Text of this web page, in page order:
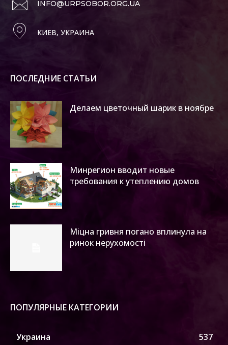
INFO@URPSOBOR.ORG.UA
КИЕВ, УКРАИНА
ПОСЛЕДНИЕ СТАТЬИ
Делаем цветочный шарик в ноябре
Минрегион вводит новые
требования к утеплению домов
Міцна гривня погано вплинула на
ринок нерухомості
ПОПУЛЯРНЫЕ КАТЕГОРИИ
Украина 537